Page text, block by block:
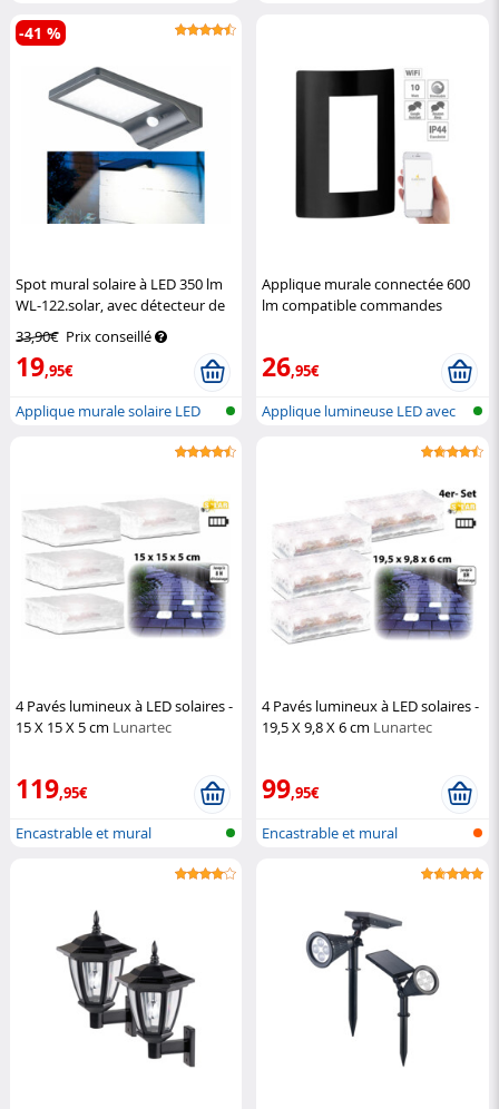
Spot mural solaire à LED 350 lm
WL-122.solar, avec détecteur de
33,90€ Prix conseillé
19,95€
-41 %
Applique murale solaire LED
Applique murale connectée 600
lm compatible commandes
26,95€
Applique lumineuse LED avec
4 Pavés lumineux à LED solaires -
15 X 15 X 5 cm Lunartec
119,95€
Encastrable et mural
4 Pavés lumineux à LED solaires -
19,5 X 9,8 X 6 cm Lunartec
99,95€
Encastrable et mural